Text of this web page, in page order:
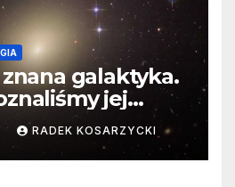
galaktyka.
jej
RADEK KOSARZYCKI